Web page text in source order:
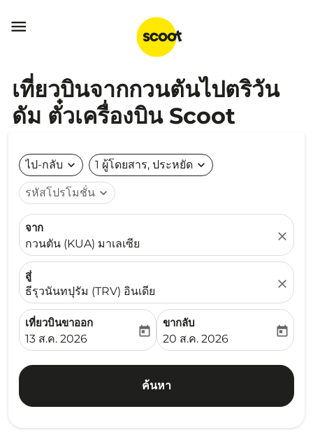

เที่ยวบินจากกวนตันไปตริวัน
ดัม ตั๋วเครื่องบิน Scoot
ไป-กลับ expand_more 1 ผู้โดยสาร, ประหยัด expand_more
รหัสโปรโมชั่น expand_more
จาก
กวนตัน (KUA) มาเลเซีย
close
สู่
ธีรุวนันทปุรัม (TRV) อินเดีย
close
เที่ยวบินขาออก
fc-booking-departure-date-aria-label
13 ส.ค. 2026
today
ขากลับ
fc-booking-return-date-
20 ส.ค. 2026
today
ค้นหา